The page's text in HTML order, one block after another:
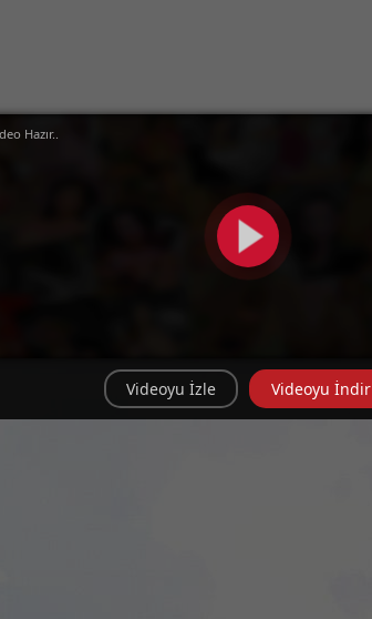
Hazır..
Videoyu İzle Videoyu İndir